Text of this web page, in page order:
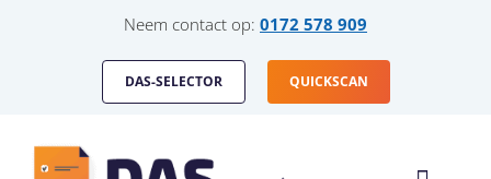
Neem contact op: 0172 578 909
DAS-SELECTOR QUICKSCAN